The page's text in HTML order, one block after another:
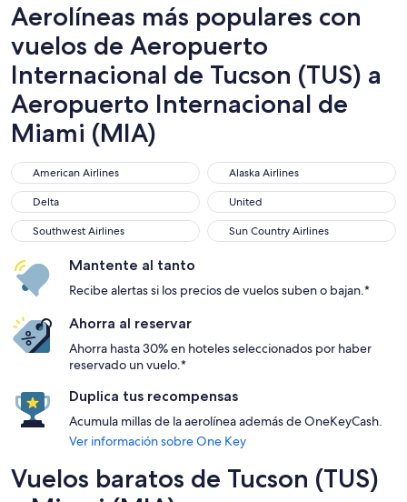
Aerolíneas más populares con
vuelos de Aeropuerto
Internacional de Tucson (TUS) a
Aeropuerto Internacional de
Miami (MIA)
American Airlines
American Airlines Alaska Airlines
Alaska Airlines
Delta
Delta United
United
Southwest Airlines
Southwest Airlines Sun Country Airlines
Sun Country Airlines
Mantente al tanto
Recibe alertas si los precios de vuelos suben o bajan.*
Ahorra al reservar
Ahorra hasta 30% en hoteles seleccionados por haber
reservado un vuelo.*
Duplica tus recompensas
Acumula millas de la aerolínea además de OneKeyCash.
Ver información sobre One Key
Vuelos baratos de Tucson (TUS)